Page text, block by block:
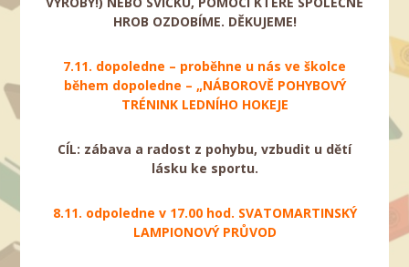
HROB OZDOBÍME. DĚKUJEME!
7.11. dopoledne – proběhne u nás ve školce
během dopoledne – „NÁBOROVĚ POHYBOVÝ
TRÉNINK LEDNÍHO HOKEJE
CÍL: zábava a radost z pohybu, vzbudit u dětí
lásku ke sportu.
8.11. odpoledne v 17.00 hod. SVATOMARTINSKÝ
LAMPIONOVÝ PRŮVOD